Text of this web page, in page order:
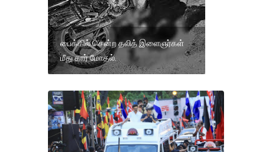
பைக்கில் சென்ற தலித் இளைஞர்கள்
மீது கார் மோதல்.